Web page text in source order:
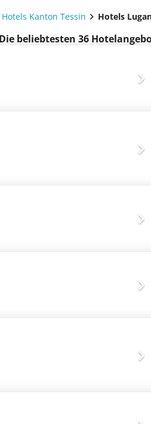
Hotels Kanton Tessin Hotels
beliebtesten 36